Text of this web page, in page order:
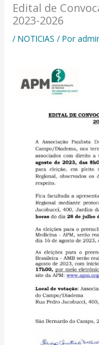
Edital de
2023-2026
/NOTICIAS / Por